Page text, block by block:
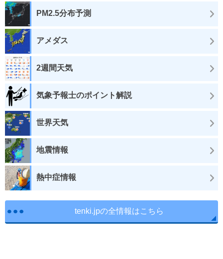
PM2.5分布予測
アメダス
2週間天気
気象予報士のポイント解説
世界天気
地震情報
熱中症情報
tenki.jpの全情報はこちら